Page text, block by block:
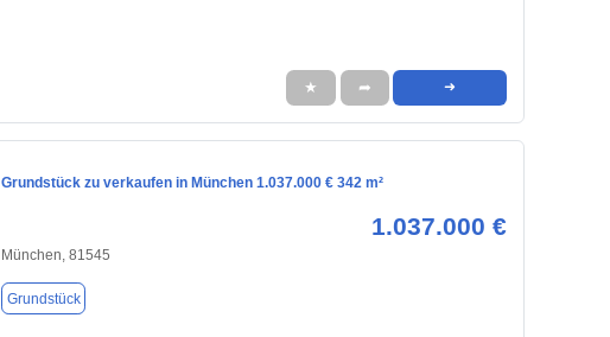
★ ➦ ➜
Grundstück zu verkaufen in München 1.037.000 € 342 m²
1.037.000 €
München, 81545
Grundstück